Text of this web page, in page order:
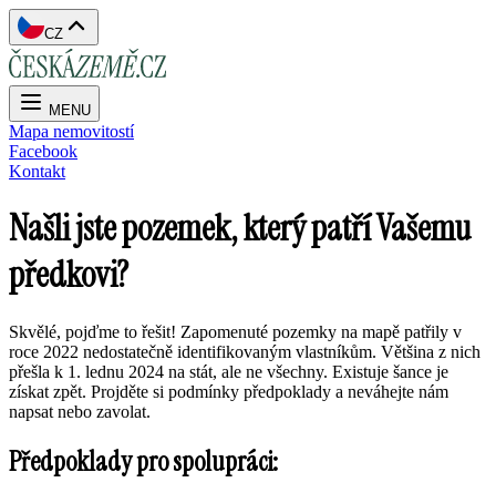
CZ
MENU
Mapa nemovitostí
Facebook
Kontakt
Našli jste pozemek, který patří Vašemu
předkovi?
Skvělé, pojďme to řešit! Zapomenuté pozemky na mapě patřily v
roce 2022 nedostatečně identifikovaným vlastníkům. Většina z nich
přešla k 1. lednu 2024 na stát, ale ne všechny. Existuje šance je
získat zpět. Projděte si podmínky předpoklady a neváhejte nám
napsat nebo zavolat.
Předpoklady pro spolupráci: